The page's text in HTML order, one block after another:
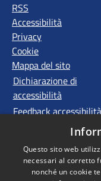
RSS
Accessibilità
Privacy
Cookie
Mappa del sito
Dichiarazione di
accessibilità
Feedback accessibilità
Questo sito web
necessari al corretto
nonché un cookie